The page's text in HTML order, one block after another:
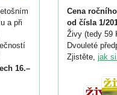
a při
16.–
Cena
od čísla 1/
Živy (tedy 59
Dvouleté
Zjistěte, jak